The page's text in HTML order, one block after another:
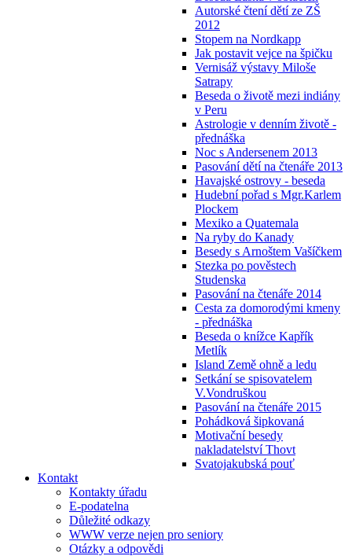
Autorské čtení dětí ze ZŠ
2012
Stopem na Nordkapp
Jak postavit vejce na špičku
Vernisáž výstavy Miloše
Satrapy
Beseda o životě mezi indiány
v Peru
Astrologie v denním životě -
přednáška
Noc s Andersenem 2013
Pasování dětí na čtenáře 2013
Havajské ostrovy - beseda
Hudební pořad s Mgr.Karlem
Plockem
Mexiko a Quatemala
Na ryby do Kanady
Besedy s Arnoštem Vašíčkem
Stezka po pověstech
Studenska
Pasování na čtenáře 2014
Cesta za domorodými kmeny
- přednáška
Beseda o knížce Kapřík
Metlík
Island Země ohně a ledu
Setkání se spisovatelem
V.Vondruškou
Pasování na čtenáře 2015
Pohádková šipkovaná
Motivační besedy
nakladatelství Thovt
Svatojakubská pouť
Kontakt
Kontakty úřadu
E-podatelna
Důležité odkazy
WWW verze nejen pro seniory
Otázky a odpovědi